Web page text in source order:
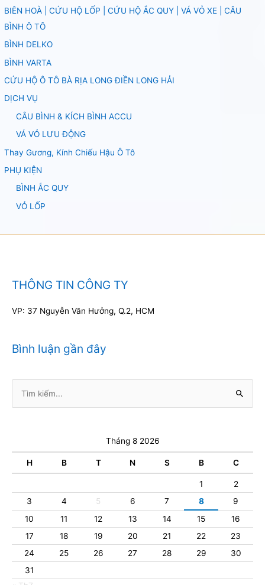
BIÊN HOÀ | CỨU HỘ LỐP | CỨU HỘ ẮC QUY | VÁ VỎ XE | CÂU
BÌNH Ô TÔ
BÌNH DELKO
BÌNH VARTA
CỨU HỘ Ô TÔ BÀ RỊA LONG ĐIỀN LONG HẢI
DỊCH VỤ
CÂU BÌNH & KÍCH BÌNH ACCU
VÁ VỎ LƯU ĐỘNG
Thay Gương, Kính Chiếu Hậu Ô Tô
PHỤ KIỆN
BÌNH ẮC QUY
VỎ LỐP
THÔNG TIN CÔNG TY
VP: 37 Nguyễn Văn Hưởng, Q.2, HCM
Bình luận gần đây
kiếm:
Tháng 8 2026
H B T N S B C
1
2
3
4 5 6 7 8
9
10
11 12 13 14 15
16
17
18 19 20 21 22
23
24
25 26 27 28 29
30
31